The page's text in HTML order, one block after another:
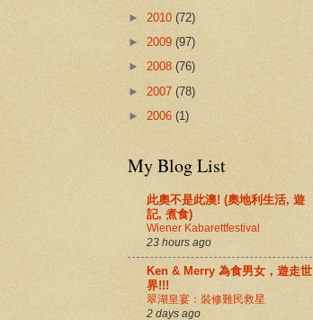
► 2010 (72)
► 2009 (97)
► 2008 (76)
► 2007 (78)
► 2006 (1)
My Blog List
此奧不是此澳! (奧地利生活, 遊
記, 煮食)
Wiener Kabarettfestival
23 hours ago
Ken & Merry 為食男女，遊走世
界!!!
翠湖皇宴：裝修難民救星
2 days ago